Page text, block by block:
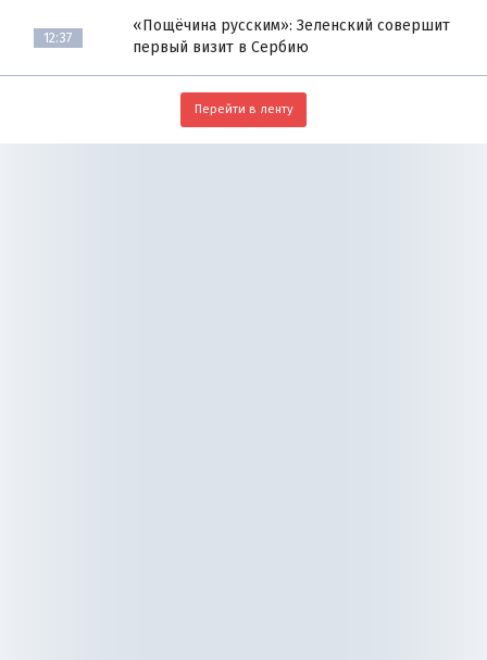
12:37
«Пощёчина русским»: Зеленский совершит
первый визит в Сербию
Перейти в ленту